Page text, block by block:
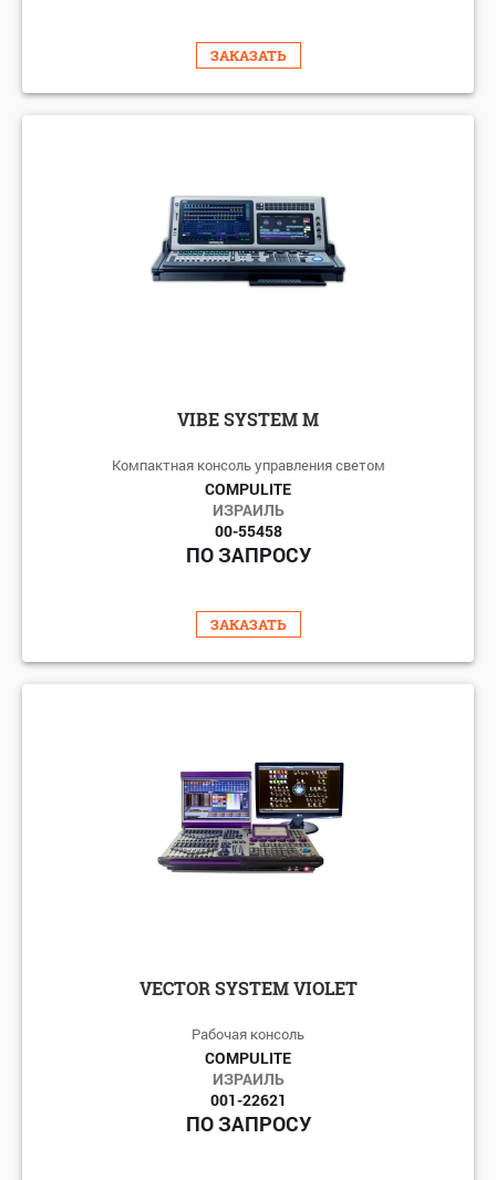
ЗАКАЗАТЬ
VIBE SYSTEM M
Компактная консоль управления светом
COMPULITE
ИЗРАИЛЬ
00-55458
ПО ЗАПРОСУ
ЗАКАЗАТЬ
VECTOR SYSTEM VIOLET
Рабочая конcоль
COMPULITE
ИЗРАИЛЬ
001-22621
ПО ЗАПРОСУ